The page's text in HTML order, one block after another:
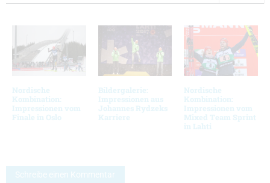
Nordische
Kombination:
Impressionen vom
Finale in Oslo
Bildergalerie:
Impressionen aus
Johannes Rydzeks
Karriere
Nordische
Kombination:
Impressionen vom
Mixed Team Sprint
in Lahti
Schreibe einen Kommentar